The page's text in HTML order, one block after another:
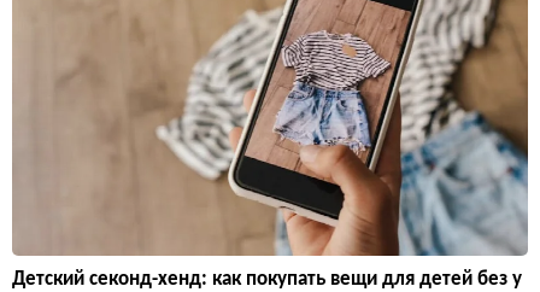
Детский секонд-хенд: как покупать вещи для детей без у